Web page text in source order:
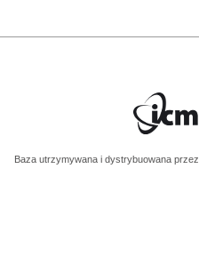
Baza utrzymywana i dystrybuowana przez